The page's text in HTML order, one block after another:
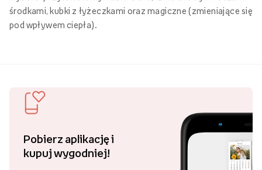
środkami, kubki z łyżeczkami oraz magiczne (zmieniające się
pod wpływem ciepła).
Pobierz aplikację i
kupuj wygodniej!